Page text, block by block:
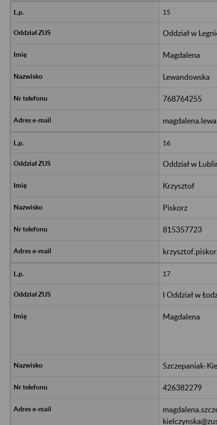
15
Oddział w
Magdalena
Lewandowska
768764255
16
Oddział w
Krzysztof
Piskorz
815357723
17
I Oddział w
Magdalena
Szczepaniak-
426382279